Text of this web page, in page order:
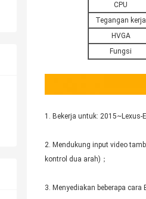
CPU
Tegangan kerja
HVGA
Fungsi
1. Bekerja untuk: 2015~Lexus-
2. Mendukung input video
kontrol dua arah)；
3. Menyediakan beberapa